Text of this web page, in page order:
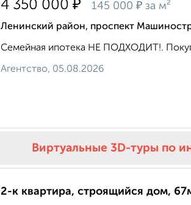
4 350 000 ₽ 145 000 ₽ за м²
Ленинский район, проспект
Семейная ипотека НЕ ПОДХОДИТ!.
Агентство, 05.08.2026
Виртуальные 3D-туры по
2-к квартира, строящийся дом,